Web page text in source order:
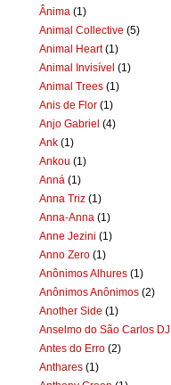
Ânima (1)
Animal Collective (5)
Animal Heart (1)
Animal Invisível (1)
Animal Trees (1)
Anis de Flor (1)
Anjo Gabriel (4)
Ank (1)
Ankou (1)
Anná (1)
Anna Triz (1)
Anna-Anna (1)
Anne Jezini (1)
Anno Zero (1)
Anônimos Alhures (1)
Anônimos Anônimos (2)
Another Side (1)
Anselmo do São Carlos DJ
Antes do Erro (2)
Anthares (1)